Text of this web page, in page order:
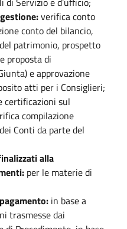
verifica conto
conto del bilancio,
patrimonio, prospetto
proposta di
e approvazione
atti per i Consiglieri;
certificazioni sul
compilazione
Conti da parte del
alla
per le materie di
in base a
trasmesse dai